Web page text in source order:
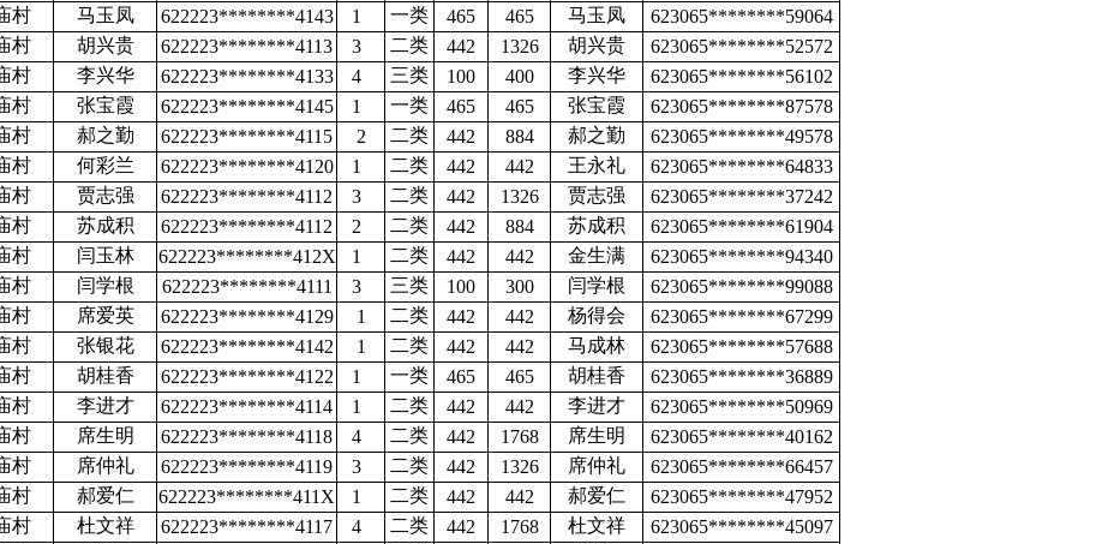
村 马玉凤 622223********4143 1 一类 465 465 马玉凤
623065********59064
村 胡兴贵 622223********4113 3 二类 442 1326 胡兴贵
623065********52572
村 李兴华 622223********4133 4 三类 100 400 李兴华
623065********56102
村 张宝霞 622223********4145 1 一类 465 465 张宝霞
623065********87578
村 郝之勤 622223********4115 2 二类 442 884 郝之勤
623065********49578
村 何彩兰 622223********4120 1 二类 442 442 王永礼
623065********64833
村 贾志强 622223********4112 3 二类 442 1326 贾志强
623065********37242
村 苏成积 622223********4112 2 二类 442 884 苏成积
623065********61904
村 闫玉林 622223********412X 1 二类 442 442 金生满
623065********94340
村 闫学根 622223********4111 3 三类 100 300 闫学根
623065********99088
村 席爱英 622223********4129 1 二类 442 442 杨得会
623065********67299
村 张银花 622223********4142 1 二类 442 442 马成林
623065********57688
村 胡桂香 622223********4122 1 一类 465 465 胡桂香
623065********36889
村 李进才 622223********4114 1 二类 442 442 李进才
623065********50969
村 席生明 622223********4118 4 二类 442 1768 席生明
623065********40162
村 席仲礼 622223********4119 3 二类 442 1326 席仲礼
623065********66457
村 郝爱仁 622223********411X 1 二类 442 442 郝爱仁
623065********47952
村 杜文祥 622223********4117 4 二类 442 1768 杜文祥
623065********45097